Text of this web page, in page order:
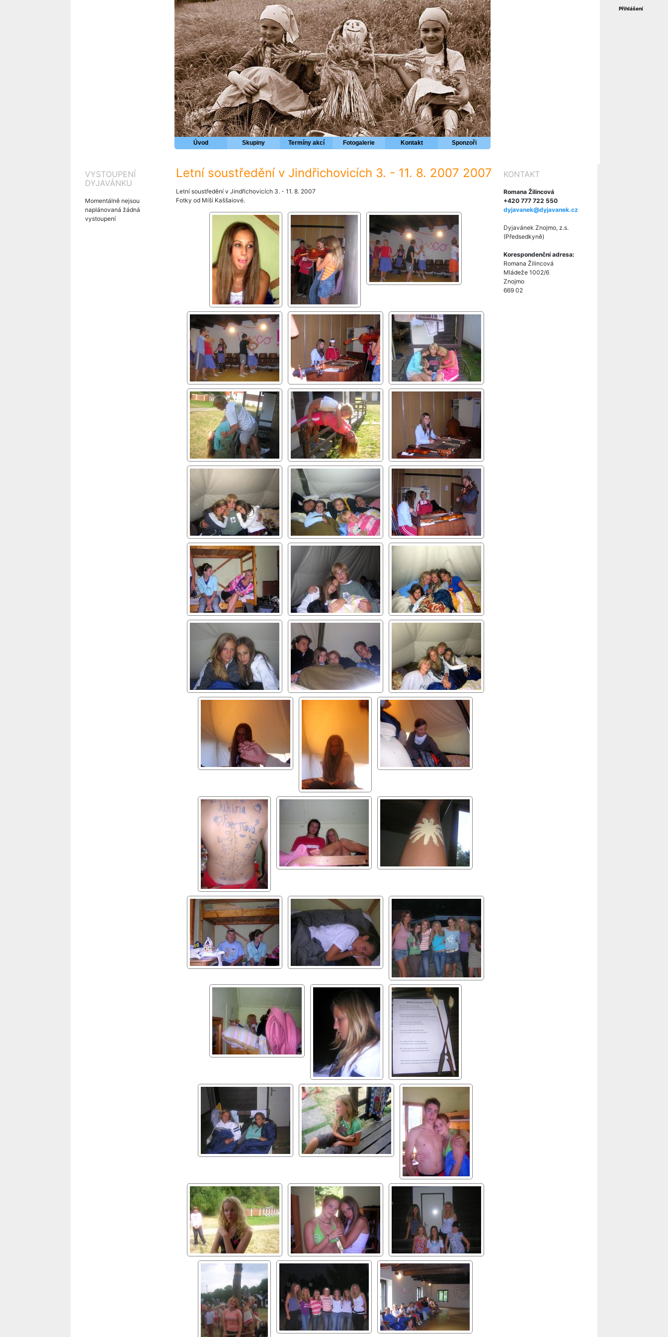
Přihlášení
Úvod Skupiny Termíny akcí Fotogalerie Kontakt Sponzoři
VYSTOUPENÍ
DYJAVÁNKU
Momentálně nejsou
naplánovaná žádná
vystoupení
Letní soustředění v Jindřichovicích 3. - 11. 8. 2007 2007
Letní soustředění v Jindřichovicích 3. - 11. 8. 2007
Fotky od Míši Kaššaiové.
KONTAKT
Romana Žilincová
+420 777 722 550
dyjavanek@dyjavanek.cz
Dyjavánek Znojmo, z.s.
(Předsedkyně)
Korespondenční adresa:
Romana Žilincová
Mládeže 1002/6
Znojmo
669 02